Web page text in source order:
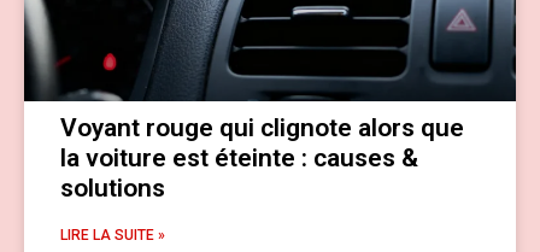
Voyant rouge qui clignote alors que
la voiture est éteinte : causes &
solutions
LIRE LA SUITE »